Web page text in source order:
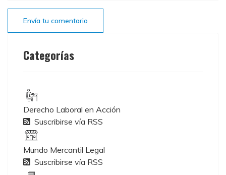
Envía tu comentario
Categorías
Derecho Laboral en Acción
Suscribirse vía RSS
Mundo Mercantil Legal
Suscribirse vía RSS